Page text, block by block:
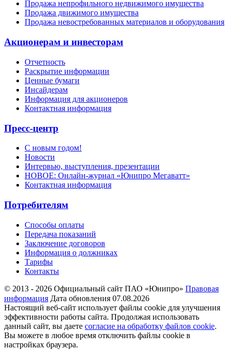
Продажа непрофильного недвижимого имущества
Продажа движимого имущества
Продажа невостребованных материалов и оборудования
Акционерам и инвесторам
Отчетность
Раскрытие информации
Ценные бумаги
Инсайдерам
Информация для акционеров
Контактная информация
Пресс-центр
С новым годом!
Новости
Интервью, выступления, презентации
НОВОЕ: Онлайн-журнал «Юнипро Мегаватт»
Контактная информация
Потребителям
Способы оплаты
Передача показаний
Заключение договоров
Информация о должниках
Тарифы
Контакты
© 2013 - 2026 Официальный сайт ПАО «Юнипро» Правовая
информация Дата обновления 07.08.2026
Настоящий веб-сайт использует файлы cookie для улучшения
эффективности работы сайта. Продолжая использовать
данный сайт, вы даете согласие на обработку файлов cookie.
Вы можете в любое время отключить файлы cookie в
настройках браузера.